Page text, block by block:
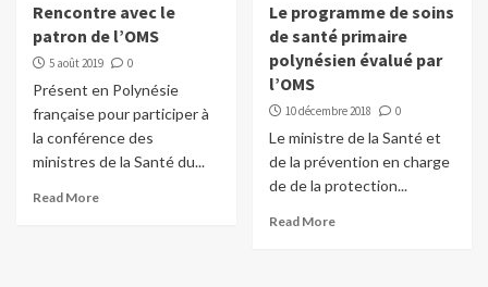
Rencontre avec le
patron de l’OMS
5 août 2019 0
Présent en Polynésie
française pour participer à
la conférence des
ministres de la Santé du...
Read More
Le programme de soins
de santé primaire
polynésien évalué par
l’OMS
10 décembre 2018 0
Le ministre de la Santé et
de la prévention en charge
de de la protection...
Read More